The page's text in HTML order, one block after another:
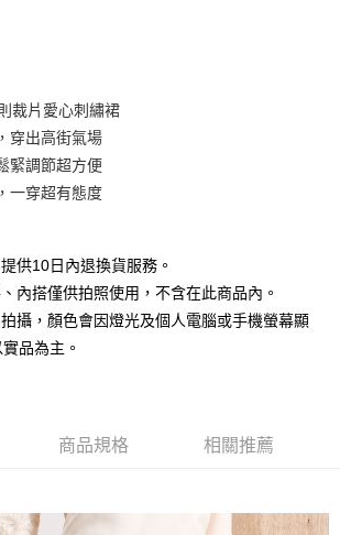
彰化商業銀行
永豐商業銀行
中國信託商業銀行
】
提供，台灣大哥大用戶可立即使用無須另外申請。
收到商品之後才付款」的支付方式。 讓您購物簡單
裁片愛心刺繡裙
穿出高街氣場
緊調節超方便
一穿超有態度
供10日內退換貨服務。
內搭僅供拍照使用，不含在此商品內。
攝，顏色會因燈光及個人電腦或手機螢幕顯
品為主。
商品規格 相關推薦